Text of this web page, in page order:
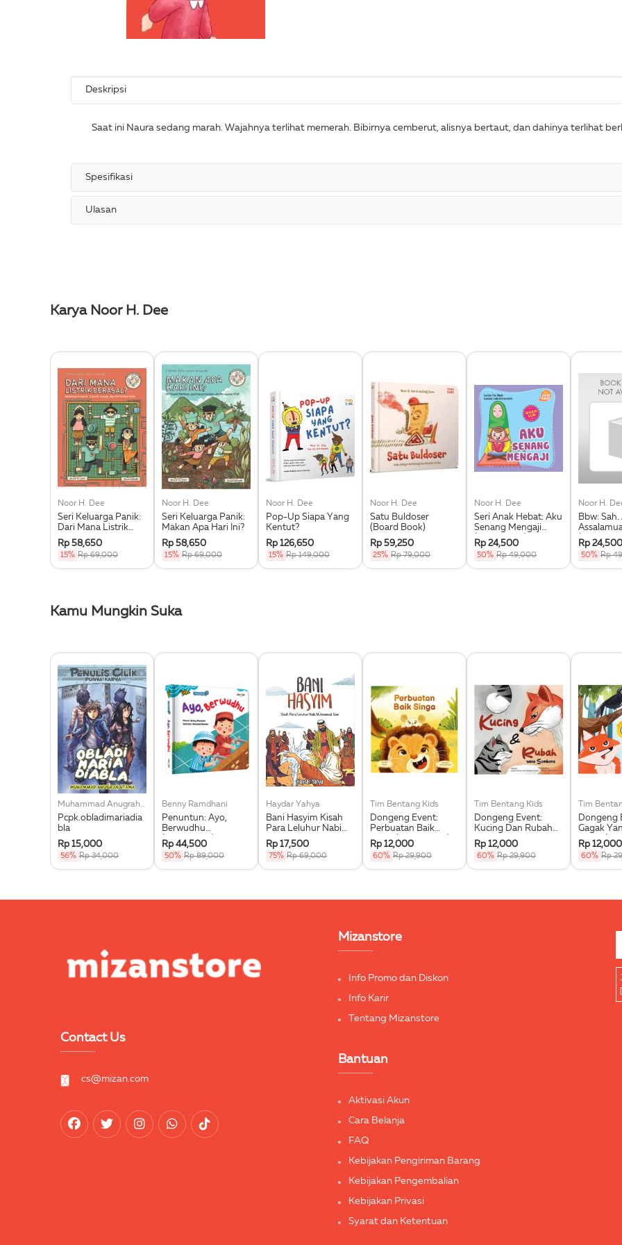
Deskripsi
Saat ini Naura sedang marah. Wajahnya terlihat memerah. Bibirnya cemberut, alisnya bertaut, dan dahinya terlihat
Spesifikasi
Ulasan
Karya Noor H. Dee
Noor H. Dee
Seri Keluarga Panik:
Dari Mana Listrik
Berasal?
Rp 58,650
15% Rp 69,000
Noor H. Dee
Seri Keluarga Panik:
Makan Apa Hari Ini?
Rp 58,650
15% Rp 69,000
Noor H. Dee
Pop-Up Siapa Yang
Kentut?
Rp 126,650
15% Rp 149,000
Noor H. Dee
Satu Buldoser
(Board Book)
Rp 59,250
25% Rp 79,000
Noor H. Dee
Seri Anak Hebat: Aku
Senang Mengaji
(Boardbook)
Rp 24,500
50% Rp 49,000
Noor H.
Bbw:
(Board
Rp 24,500
50% Rp
Kamu Mungkin Suka
Muhammad Anugrah Utama
Pcpk.obladimariadia
bla
Rp 15,000
56% Rp 34,000
Benny Ramdhani
Penuntun: Ayo,
Berwudhu
(Boardbook)
Rp 44,500
50% Rp 89,000
Haydar Yahya
Bani Hasyim Kisah
Para Leluhur Nabi
Muhammad Saw.
Rp 17,500
75% Rp 69,000
Tim Bentang Kids
Dongeng Event:
Perbuatan Baik
Singa (Buku Event)
Rp 12,000
60% Rp 29,900
Tim Bentang Kids
Dongeng Event:
Kucing Dan Rubah
Yang Sombong
(Buku Event)
Rp 12,000
60% Rp 29,900
Tim
Dongeng
Gagak
Dipuji
Rp 12,000
60% Rp
Contact Us
cs@mizan.com
Mizanstore
Info Promo dan Diskon
Info Karir
Tentang Mizanstore
Bantuan
Aktivasi Akun
Cara Belanja
FAQ
Kebijakan Pengiriman Barang
Kebijakan Pengembalian
Kebijakan Privasi
Syarat dan Ketentuan